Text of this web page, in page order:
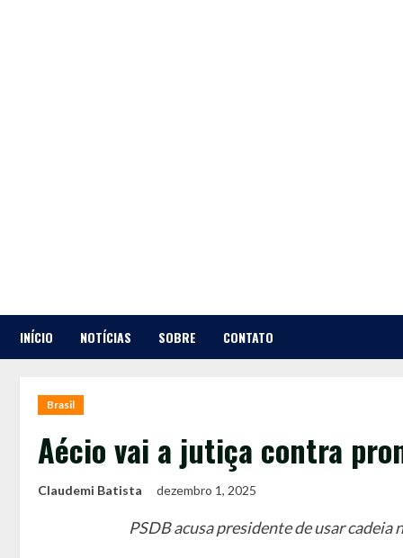
INÍCIO NOTÍCIAS SOBRE CONTATO
Brasil
Aécio vai a jutiça contra
Claudemi Batista dezembro 1, 2025
PSDB acusa presidente de usar